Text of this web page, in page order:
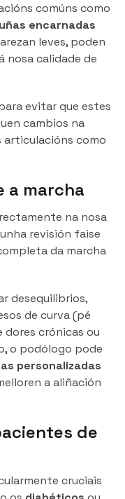
comúns como
uñas encarnadas
leves, poden
nosa calidade de
evitar que estes
cambios na
articulacións como
a marcha
na nosa
revisión faise
da marcha
desequilibrios,
de curva (pé
dores crónicas ou
o podólogo pode
personalizadas
a aliñación
de
cruciais